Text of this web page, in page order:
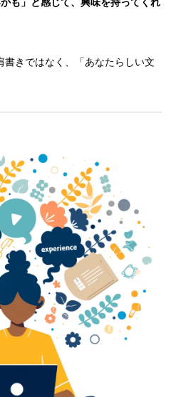
書きではなく、「あなたらしい文